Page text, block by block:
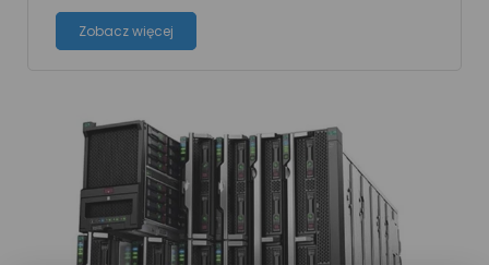
Zobacz więcej